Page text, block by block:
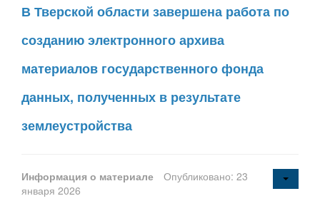
В Тверской области завершена работа по
созданию электронного архива
материалов государственного фонда
данных, полученных в результате
землеустройства
Информация о материале
Опубликовано: 23
января 2026